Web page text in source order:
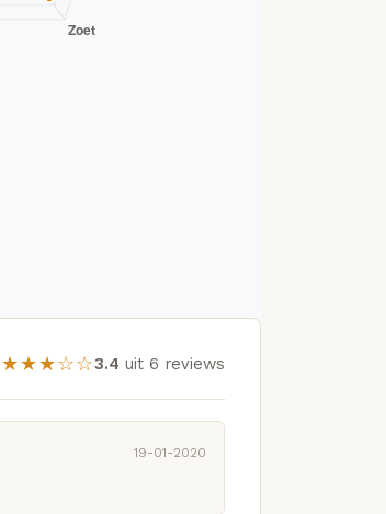
★★★☆☆3.4 uit 6 reviews
19-01-2020